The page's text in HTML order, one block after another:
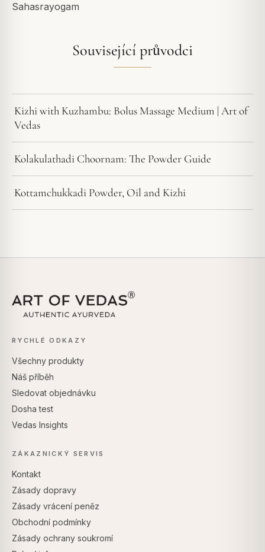
Sahasrayogam
Související průvodci
Kizhi with Kuzhambu: Bolus Massage Medium | Art of
Vedas
Kolakulathadi Choornam: The Powder Guide
Kottamchukkadi Powder, Oil and Kizhi
RYCHLÉ ODKAZY
Všechny produkty
Náš příběh
Sledovat objednávku
Dosha test
Vedas Insights
ZÁKAZNICKÝ SERVIS
Kontakt
Zásady dopravy
Zásady vrácení peněz
Obchodní podmínky
Zásady ochrany soukromí